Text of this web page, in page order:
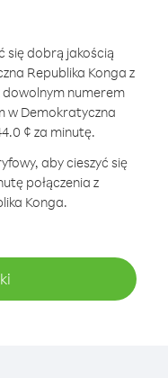
się dobrą jakością
Republika Konga z
dowolnym numerem
w Demokratyczna
¢ za minutę.
aby cieszyć się
połączenia z
Konga.